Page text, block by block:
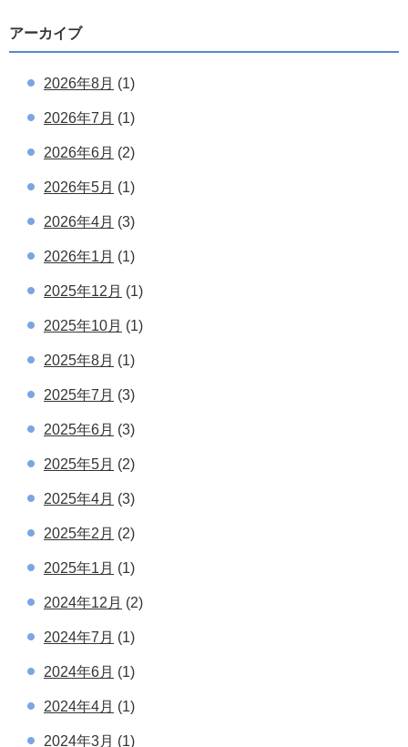
アーカイブ
2026年8月 (1)
2026年7月 (1)
2026年6月 (2)
2026年5月 (1)
2026年4月 (3)
2026年1月 (1)
2025年12月 (1)
2025年10月 (1)
2025年8月 (1)
2025年7月 (3)
2025年6月 (3)
2025年5月 (2)
2025年4月 (3)
2025年2月 (2)
2025年1月 (1)
2024年12月 (2)
2024年7月 (1)
2024年6月 (1)
2024年4月 (1)
2024年3月 (1)